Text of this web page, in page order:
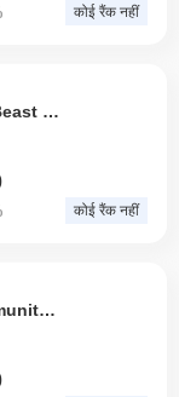
कोई रैंक नहीं
The Beast Token
कोई रैंक नहीं
Community Inu